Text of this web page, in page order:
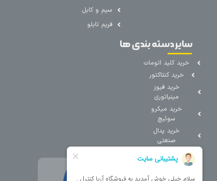
سیم و کابل
فریم تابلو
سایر دسته بندی ها
خرید کلید اتومات
خرید کنتاکتور
خرید فیوز
مینیاتوری
خرید میکرو
سوئیچ
خرید پدال
صنعتی